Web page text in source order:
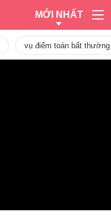
MỚI NHẤT
vụ điểm toán bất